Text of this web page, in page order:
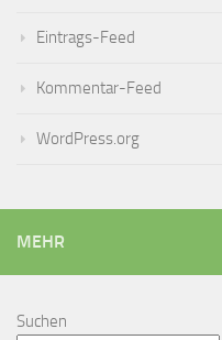
Eintrags-Feed
Kommentar-Feed
WordPress.org
MEHR
Suchen